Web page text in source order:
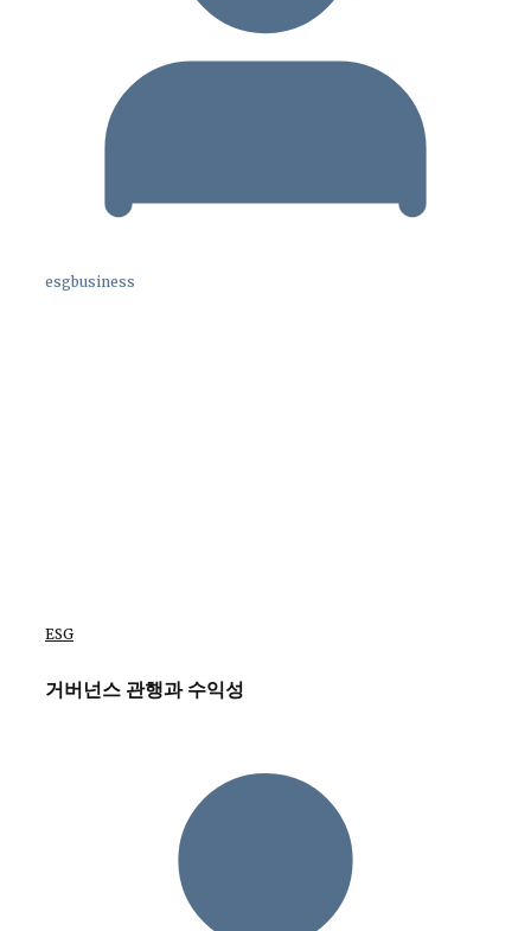
esgbusiness
ESG
거버넌스 관행과 수익성